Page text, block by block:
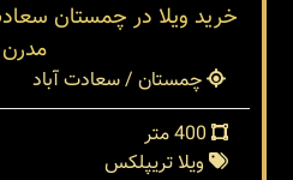
مدرن
چمستان / سعادت آباد
ویلا تریپلکس